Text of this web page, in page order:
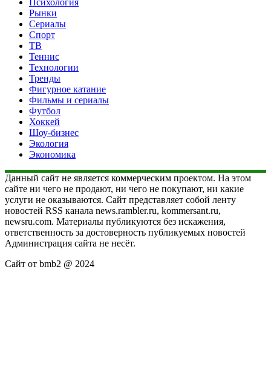
Рынки
Сериалы
Спорт
ТВ
Теннис
Технологии
Тренды
Фигурное катание
Фильмы и сериалы
Футбол
Хоккей
Шоу-бизнес
Экология
Экономика
Данный сайт не является коммерческим проектом. На этом
сайте ни чего не продают, ни чего не покупают, ни какие
услуги не оказываются. Сайт представляет собой ленту
новостей RSS канала news.rambler.ru, kommersant.ru,
newsru.com. Материалы публикуются без искажения,
ответственность за достоверность публикуемых новостей
Администрация сайта не несёт.
Сайт от bmb2 @ 2024